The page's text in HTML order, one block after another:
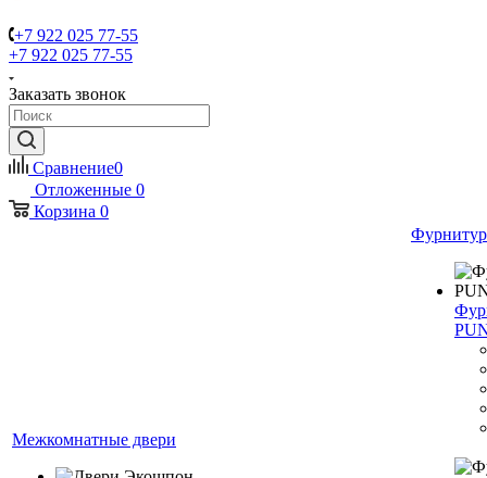
+7 922 025 77-55
+7 922 025 77-55
Заказать звонок
Сравнение0
Отложенные 0
Корзина 0
Межкомнатные двери